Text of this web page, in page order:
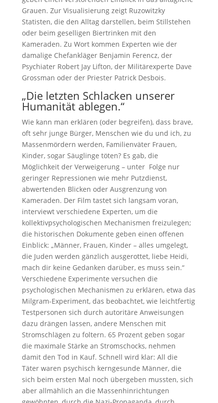
Grauen. Zur Visualisierung zeigt Ruzowitzky
Statisten, die den Alltag darstellen, beim Stillstehen
oder beim geselligen Biertrinken mit den
Kameraden. Zu Wort kommen Experten wie der
damalige Chefankläger Benjamin Ferencz, der
Psychiater Robert Jay Lifton, der Militärexperte Dave
Grossman oder der Priester Patrick Desbois.
„Die letzten Schlacken unserer
Humanität ablegen.“
Wie kann man erklären (oder be­greifen), dass brave,
oft sehr junge Bürger, Menschen wie du und ich, zu
Massenmördern werden, Familienväter Frauen,
Kinder, sogar Säuglinge töten? Es gab, die
Möglichkeit der Verweigerung – unter Folge nur
geringer Repressionen wie mehr Putzdienst,
abwertenden Blicken oder Ausgrenzung von
Kameraden. Der Film tastet sich langsam voran,
interviewt verschiedene Experten, um die
kollektivpsychologischen Mechanismen freizulegen;
die historischen Dokumente geben einen offenen
Einblick: „Männer, Frauen, Kinder – alles umgelegt,
die Juden werden gänzlich ausgerottet, liebe Heidi,
mach dir keine Gedanken darüber, es muss sein.“
Verschiedene Experimente versuchen die
psychologischen Mechanismen zu erklären, etwa das
Milgram-Experiment, das beobachtet, wie leichtfertig
Testpersonen sich durch autoritäre Anweisungen
dazu drängen lassen, andere Menschen mit
Stromschlägen zu foltern. 65 Prozent geben sogar
die maximale Stärke an Stromschocks, nehmen
damit den Tod in Kauf. Schnell wird klar: All die
Täter waren psychisch kerngesunde Männer, die
sich beim ersten Mal noch übergeben mussten, sich
aber allmählich an die Massenhinrichtungen